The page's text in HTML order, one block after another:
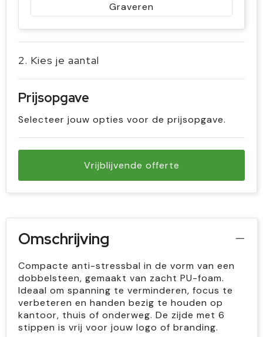
Graveren
2. Kies je aantal
Prijsopgave
Selecteer jouw opties voor de prijsopgave.
Vrijblijvende offerte
Omschrijving
Compacte anti-stressbal in de vorm van een
dobbelsteen, gemaakt van zacht PU-foam.
Ideaal om spanning te verminderen, focus te
verbeteren en handen bezig te houden op
kantoor, thuis of onderweg. De zijde met 6
stippen is vrij voor jouw logo of branding.